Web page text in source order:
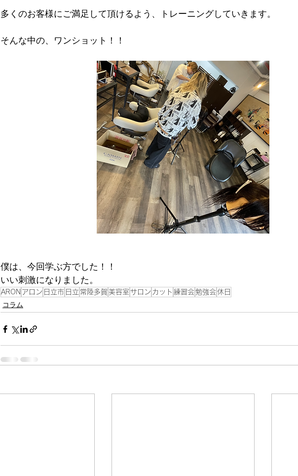
多くのお客様にご満足して頂けるよう、トレーニングしていきます。
そんな中の、ワンショット！！
僕は、今回学ぶ方でした！！
いい刺激になりました。
ARON アロン 日立市 日立 常陸多賀 美容室 サロン カット 練習会 勉強会 休日
コラム